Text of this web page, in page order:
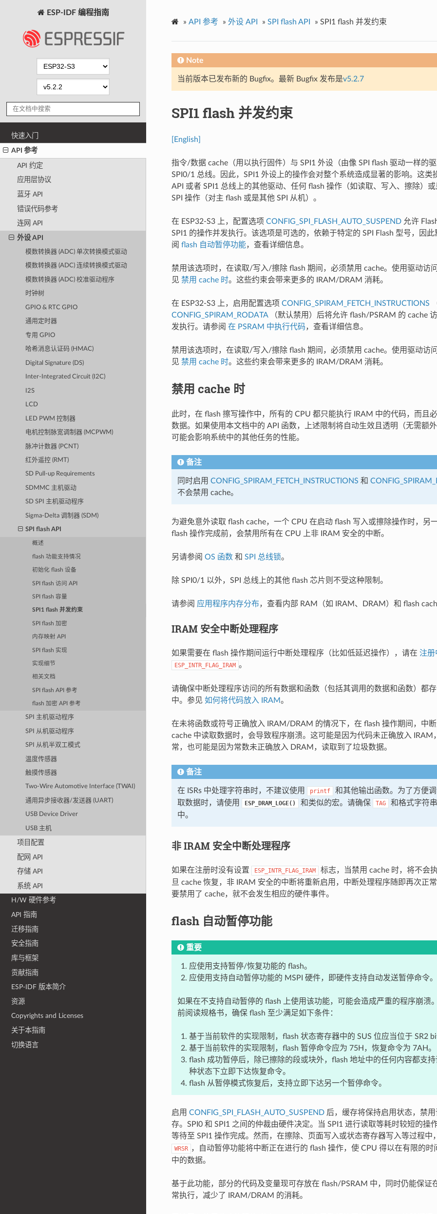
ESP-IDF 编程指南
快速入门
API 参考
API 约定
应用层协议
蓝牙 API
错误代码参考
连网 API
外设 API
模数转换器 (ADC) 单次转换模式驱动
模数转换器 (ADC) 连续转换模式驱动
模数转换器 (ADC) 校准驱动程序
时钟树
GPIO & RTC GPIO
通用定时器
专用 GPIO
哈希消息认证码 (HMAC)
Digital Signature (DS)
Inter-Integrated Circuit (I2C)
I2S
LCD
LED PWM 控制器
电机控制脉宽调制器 (MCPWM)
脉冲计数器 (PCNT)
红外遥控 (RMT)
SD Pull-up Requirements
SDMMC 主机驱动
SD SPI 主机驱动程序
Sigma-Delta 调制器 (SDM)
SPI flash API
概述
flash 功能支持情况
初始化 flash 设备
SPI flash 访问 API
SPI flash 容量
SPI1 flash 并发约束
SPI flash 加密
内存映射 API
SPI flash 实现
实现细节
相关文档
SPI flash API 参考
flash 加密 API 参考
SPI 主机驱动程序
SPI 从机驱动程序
SPI 从机半双工模式
温度传感器
触摸传感器
Two-Wire Automotive Interface (TWAI)
通用异步接收器/发送器 (UART)
USB Device Driver
USB 主机
项目配置
配网 API
存储 API
系统 API
H/W 硬件参考
API 指南
迁移指南
安全指南
库与框架
贡献指南
ESP-IDF 版本简介
资源
Copyrights and Licenses
关于本指南
切换语言
» API 参考 » 外设 API » SPI flash API » SPI1 flash 并发约束
Note
当前版本已发布新的 Bugfix。最新 Bugfix 发布是v5.2.7
SPI1 flash 并发约束
[English]
指令/数据 cache（用以执行固件）与 SPI1 外设（由像 SPI flash 驱动一样的
SPI0/1 总线。因此，SPI1 外设上的操作会对整个系统造成显著的影响。这类
API 或者 SPI1 总线上的其他驱动、任何 flash 操作（如读取、写入、擦除）
SPI 操作（对主 flash 或是其他 SPI 从机）。
在 ESP32-S3 上，配置选项 CONFIG_SPI_FLASH_AUTO_SUSPEND允许
SPI1 的操作并发执行。该选项是可选的，依赖于特定的 SPI Flash 型号，因
阅 flash 自动暂停功能，查看详细信息。
禁用该选项时，在读取/写入/擦除 flash 期间，必须禁用 cache。使用驱动访
见 禁用 cache 时。这些约束会带来更多的 IRAM/DRAM 消耗。
在 ESP32-S3 上，启用配置选项 CONFIG_SPIRAM_FETCH_INSTRUCTIONS
CONFIG_SPIRAM_RODATA（默认禁用）后将允许 flash/PSRAM 的 cache
发执行。请参阅 在 PSRAM 中执行代码，查看详细信息。
禁用该选项时，在读取/写入/擦除 flash 期间，必须禁用 cache。使用驱动访
见 禁用 cache 时。这些约束会带来更多的 IRAM/DRAM 消耗。
禁用 cache 时
此时，在 flash 擦写操作中，所有的 CPU 都只能执行 IRAM 中的代码，而且
数据。如果使用本文档中的 API 函数，上述限制将自动生效且透明（无需额
可能会影响系统中的其他任务的性能。
备注
同时启用 CONFIG_SPIRAM_FETCH_INSTRUCTIONS 和
不会禁用 cache。
为避免意外读取 flash cache，一个 CPU 在启动 flash 写入或擦除操作时，另
flash 操作完成前，会禁用所有在 CPU 上非 IRAM 安全的中断。
另请参阅 OS 函数和 SPI 总线锁。
除 SPI0/1 以外，SPI 总线上的其他 flash 芯片则不受这种限制。
请参阅 应用程序内存分布，查看内部 RAM（如 IRAM、DRAM）和 flash
IRAM 安全中断处理程序
如果需要在 flash 操作期间运行中断处理程序（比如低延迟操作），请在 注册
ESP_INTR_FLAG_IRAM 。
请确保中断处理程序访问的所有数据和函数（包括其调用的数据和函数）都
中。参见 如何将代码放入 IRAM。
在未将函数或符号正确放入 IRAM/DRAM 的情况下，在 flash 操作期间，中
cache 中读取数据时，会导致程序崩溃。这可能是因为代码未正确放入 IRAM
常，也可能是因为常数未正确放入 DRAM，读取到了垃圾数据。
备注
在 ISRs 中处理字符串时，不建议使用 printf
和其他输出函数。为了方便
取数据时，请使用
ESP_DRAM_LOGE() 和类似的宏。请确保 TAG 和格式字符
中。
非 IRAM 安全中断处理程序
如果在注册时没有设置 ESP_INTR_FLAG_IRAM
标志，当禁用 cache 时，将不会
旦 cache 恢复，非 IRAM 安全的中断将重新启用，中断处理程序随即再次正
要禁用了 cache，就不会发生相应的硬件事件。
flash 自动暂停功能
重要
应使用支持暂停/恢复功能的 flash。
应使用支持自动暂停功能的 MSPI 硬件，即硬件支持自动发送暂停命令。
如果在不支持自动暂停的 flash 上使用该功能，可能会造成严重的程序崩溃
前阅读规格书，确保 flash 至少满足如下条件：
基于当前软件的实现限制，flash 状态寄存器中的 SUS 位应当位于 SR2
基于当前软件的实现限制，flash 暂停命令应为 75H，恢复命令为 7AH。
flash 成功暂停后，除已擦除的段或块外，flash 地址中的任何内容都支
种状态下立即下达恢复命令。
flash 从暂停模式恢复后，支持立即下达另一个暂停命令。
启用 CONFIG_SPI_FLASH_AUTO_SUSPEND后，缓存将保持启用状态，禁
存。SPI0 和 SPI1 之间的仲裁由硬件决定。当 SPI1 进行读取等耗时较短的操
等待至 SPI1 操作完成。然而，在擦除、页面写入或状态寄存器写入等过程中
WRSR ，自动暂停功能将中断正在进行的 flash 操作，使 CPU 得以在有限的时
中的数据。
基于此功能，部分的代码及变量现可存放在 flash/PSRAM 中，同时仍能保证
常执行，减少了 IRAM/DRAM 的消耗。